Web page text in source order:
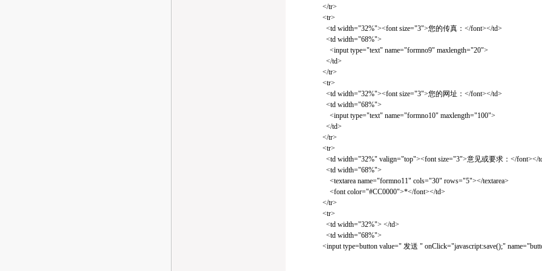
</tr>
<tr>
<td width="32%"><font size="3">您的传真：</font></td>
<td width="68%">
<input type="text" name="formno9" maxlength="20">
</td>
</tr>
<tr>
<td width="32%"><font size="3">您的网址：</font></td>
<td width="68%">
<input type="text" name="formno10" maxlength="100">
</td>
</tr>
<tr>
<td width="32%" valign="top"><font size="3">意见或要求：</font></
<td width="68%">
<textarea name="formno11" cols="30" rows="5"></textarea>
<font color="#CC0000">*</font></td>
</tr>
<tr>
<td width="32%"> </td>
<td width="68%">
<input type=button value=" 发送 " onClick="javascript:save();"